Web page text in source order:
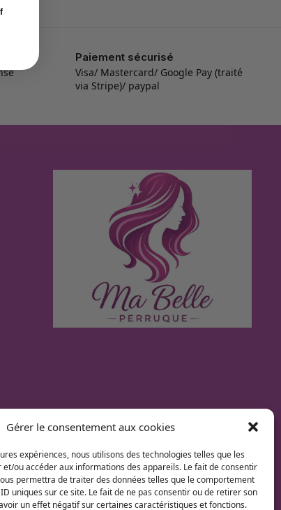
Gérer le consentement aux cookies
expériences, nous utilisons des technologies telles que les
et/ou accéder aux informations des appareils. Le fait de consentir
permettra de traiter des données telles que le comportement
uniques sur ce site. Le fait de ne pas consentir ou de retirer son
un effet négatif sur certaines caractéristiques et fonctions.
Paiement sécurisé
Visa/ Mastercard/ Google Pay (traité
via Stripe)/ paypal